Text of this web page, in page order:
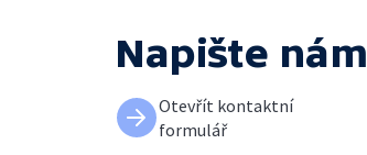
Napište nám
Otevřít kontaktní
formulář